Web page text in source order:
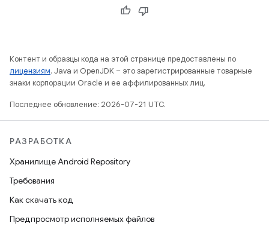
Контент и образцы кода на этой странице предоставлены по
лицензиям. Java и OpenJDK – это зарегистрированные товарные
знаки корпорации Oracle и ее аффилированных лиц.
Последнее обновление: 2026-07-21 UTC.
РАЗРАБОТКА
Хранилище Android Repository
Требования
Как скачать код
Предпросмотр исполняемых файлов